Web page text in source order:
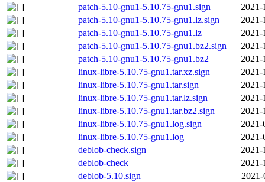
patch-5.10-gnu1-5.10.75-gnu1.sign
2021-
patch-5.10-gnu1-5.10.75-gnu1.lz.sign
2021-
patch-5.10-gnu1-5.10.75-gnu1.lz
2021-
patch-5.10-gnu1-5.10.75-gnu1.bz2.sign
2021-
patch-5.10-gnu1-5.10.75-gnu1.bz2
2021-
linux-libre-5.10.75-gnu1.tar.xz.sign
2021-
linux-libre-5.10.75-gnu1.tar.sign
2021-
linux-libre-5.10.75-gnu1.tar.lz.sign
2021-
linux-libre-5.10.75-gnu1.tar.bz2.sign
2021-
linux-libre-5.10.75-gnu1.log.sign
2021-
linux-libre-5.10.75-gnu1.log
2021-
deblob-check.sign
2021-
deblob-check
2021-
deblob-5.10.sign
2021-